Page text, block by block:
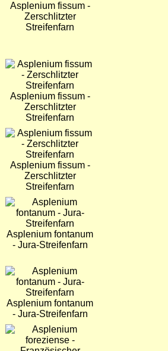
Asplenium fissum -
Zerschlitzter
Streifenfarn
Bild
Asplenium fissum -
Zerschlitzter
Streifenfarn
Bild
Asplenium fissum -
Zerschlitzter
Streifenfarn
Bild
Asplenium fontanum
- Jura-Streifenfarn
Bild
Asplenium fontanum
- Jura-Streifenfarn
Bild